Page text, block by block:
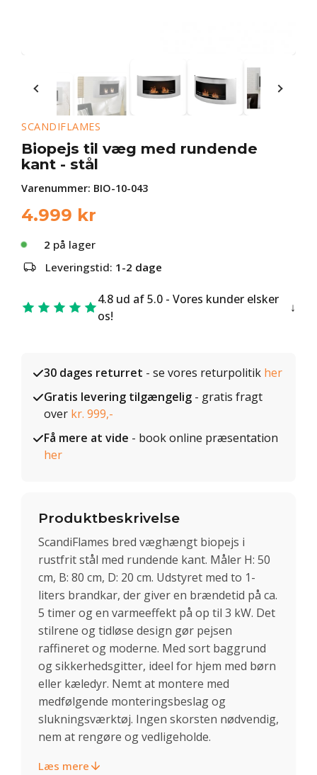
SCANDIFLAMES
Biopejs til væg med rundende
kant - stål
Varenummer: BIO-10-043
4.999 kr
2 på lager
Leveringstid: 1-2 dage
4.8 ud af 5.0 - Vores kunder elsker
os!
30 dages returret - se vores returpolitik her
Gratis levering tilgængelig - gratis fragt
over kr. 999,-
Få mere at vide - book online præsentation
her
Produktbeskrivelse
ScandiFlames bred væghængt biopejs i
rustfrit stål med rundende kant. Måler H: 50
cm, B: 80 cm, D: 20 cm. Udstyret med to 1-
liters brandkar, der giver en brændetid på ca.
5 timer og en varmeeffekt på op til 3 kW. Det
stilrene og tidløse design gør pejsen
raffineret og moderne. Med sort baggrund
og sikkerhedsgitter, ideel for hjem med børn
eller kæledyr. Nemt at montere med
medfølgende monteringsbeslag og
slukningsværktøj. Ingen skorsten nødvendig,
nem at rengøre og vedligeholde.
Læs mere